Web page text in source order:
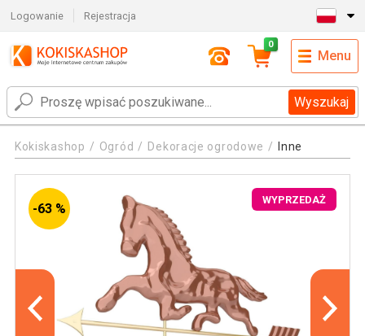
Logowanie Rejestracja
Wyszukaj
0
Menu
Kokiskashop Ogród Dekoracje ogrodowe Inne
-63 %
WYPRZEDAŻ